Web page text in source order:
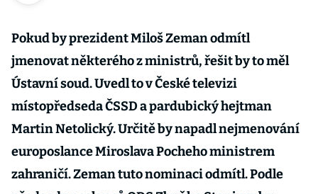
Pokud by prezident Miloš Zeman odmítl
jmenovat některého z ministrů, řešit by to měl
Ústavní soud. Uvedl to v České televizi
místopředseda ČSSD a pardubický hejtman
Martin Netolický. Určitě by napadl nejmenování
europoslance Miroslava Pocheho ministrem
zahraničí. Zeman tuto nominaci odmítl. Podle